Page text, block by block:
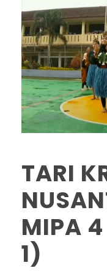
TARI
MIPA
1)